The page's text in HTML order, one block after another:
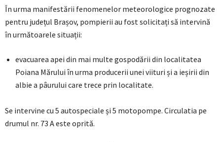
În urma manifestării fenomenelor meteorologice prognozate
pentru județul Brașov, pompierii au fost solicitați să intervină
în următoarele situații:
evacuarea apei din mai multe gospodării din localitatea
Poiana Mărului în urma producerii unei viituri și a ieșirii din
albie a pâurului care trece prin localitate.
Se intervine cu 5 autospeciale și 5 motopompe. Circulatia pe
drumul nr. 73 A este oprită.